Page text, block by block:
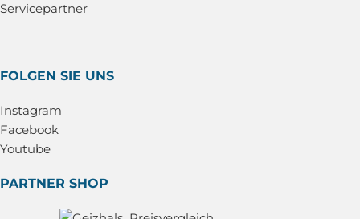
Servicepartner
FOLGEN SIE UNS
Instagram
Facebook
Youtube
PARTNER SHOP